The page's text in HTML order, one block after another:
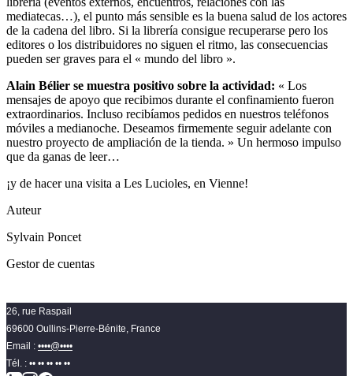
mediatecas…), el punto más sensible es la buena salud de los actores
de la cadena del libro. Si la librería consigue recuperarse pero los
editores o los distribuidores no siguen el ritmo, las consecuencias
pueden ser graves para el « mundo del libro ».
Alain Bélier se muestra positivo sobre la actividad: « Los
mensajes de apoyo que recibimos durante el confinamiento fueron
extraordinarios. Incluso recibíamos pedidos en nuestros teléfonos
móviles a medianoche. Deseamos firmemente seguir adelante con
nuestro proyecto de ampliación de la tienda. » Un hermoso impulso
que da ganas de leer…
¡y de hacer una visita a Les Lucioles, en Vienne!
Auteur
Sylvain Poncet
Gestor de cuentas
26, rue Raspail
69600 Oullins-Pierre-Bénite, France
Email : ••••@••••
Tél. : •• •• •• •• ••